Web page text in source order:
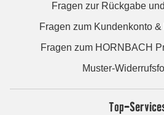
Fragen zur Rückgabe
Fragen zum Kundenkonto
Fragen zum HORNBACH
Muster-
Top-